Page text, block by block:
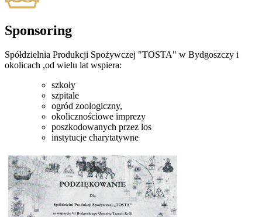
Sponsoring
Spółdzielnia Produkcji Spożywczej "TOSTA" w Bydgoszczy i
okolicach ,od wielu lat wspiera:
szkoły
szpitale
ogród zoologiczny,
okolicznościowe imprezy
poszkodowanych przez los
instytucje charytatywne